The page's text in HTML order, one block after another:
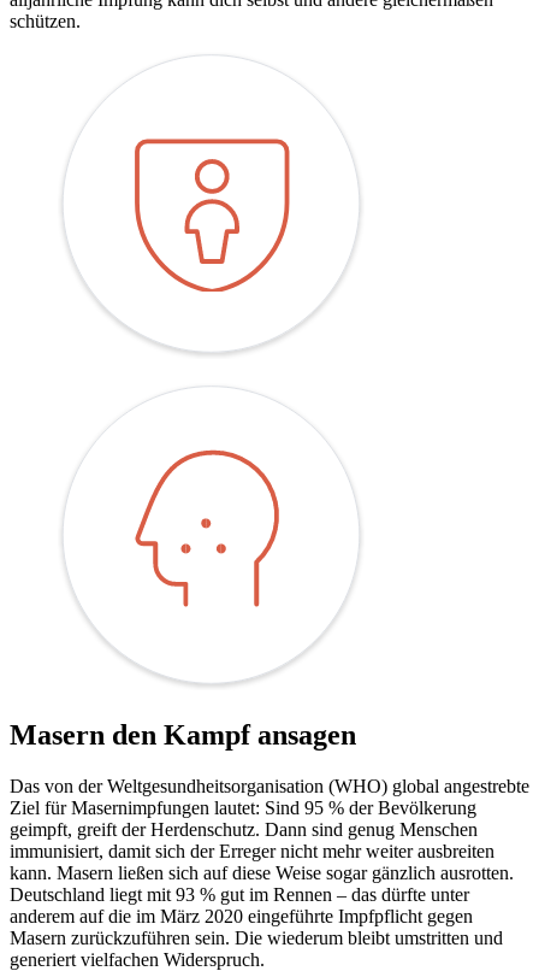
schützen.
Masern den Kampf ansagen
Das von der Weltgesundheitsorganisation (WHO) global angestrebte
Ziel für Masernimpfungen lautet: Sind 95 % der Bevölkerung
geimpft, greift der Herdenschutz. Dann sind genug Menschen
immunisiert, damit sich der Erreger nicht mehr weiter ausbreiten
kann. Masern ließen sich auf diese Weise sogar gänzlich ausrotten.
Deutschland liegt mit 93 % gut im Rennen – das dürfte unter
anderem auf die im März 2020 eingeführte Impfpflicht gegen
Masern zurückzuführen sein. Die wiederum bleibt umstritten und
generiert vielfachen Widerspruch.